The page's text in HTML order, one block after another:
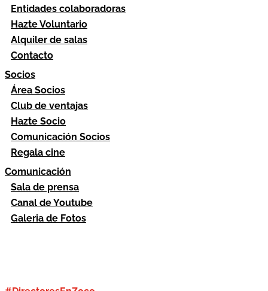
Entidades colaboradoras
Hazte Voluntario
Alquiler de salas
Contacto
Socios
Área Socios
Club de ventajas
Hazte Socio
Comunicación Socios
Regala cine
Comunicación
Sala de prensa
Canal de Youtube
Galeria de Fotos